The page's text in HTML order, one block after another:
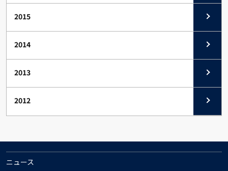
2015
2014
2013
2012
ニュース